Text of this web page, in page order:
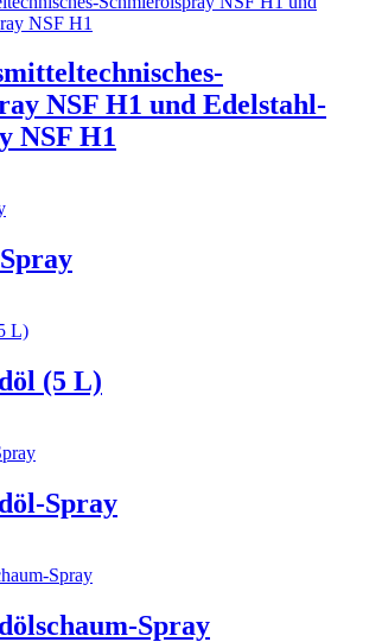
NSF H1 und Edelstahl-
NSF H1
(5 L)
Spray
Spray